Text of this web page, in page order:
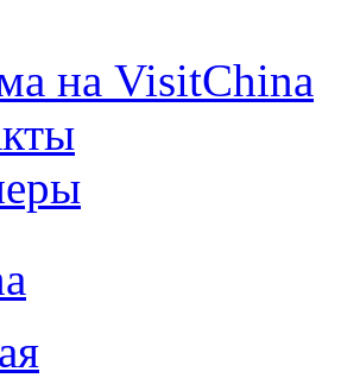
на VisitChina